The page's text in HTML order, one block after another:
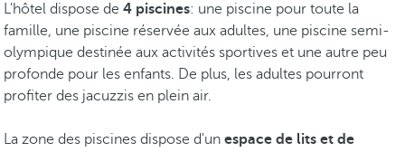
L'hôtel dispose de 4 piscines: une piscine pour toute la
famille, une piscine réservée aux adultes, une piscine semi-
olympique destinée aux activités sportives et une autre peu
profonde pour les enfants. De plus, les adultes pourront
profiter des jacuzzis en plein air.
La zone des piscines dispose d'un espace de lits et de